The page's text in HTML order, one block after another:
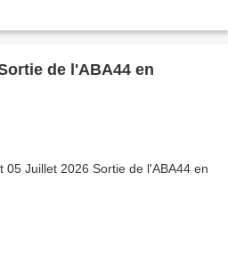
de l'ABA44 en